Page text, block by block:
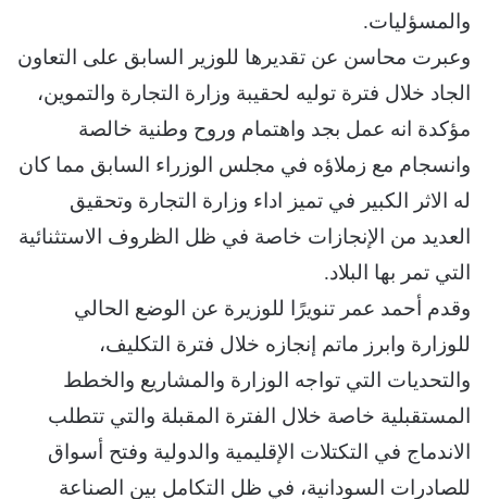
والمسؤليات.
وعبرت محاسن عن تقديرها للوزير السابق على التعاون
الجاد خلال فترة توليه لحقيبة وزارة التجارة والتموين،
مؤكدة انه عمل بجد واهتمام وروح وطنية خالصة
وانسجام مع زملاؤه في مجلس الوزراء السابق مما كان
له الاثر الكبير في تميز اداء وزارة التجارة وتحقيق
العديد من الإنجازات خاصة في ظل الظروف الاستثنائية
التي تمر بها البلاد.
وقدم أحمد عمر تنويرًا للوزيرة عن الوضع الحالي
للوزارة وابرز ماتم إنجازه خلال فترة التكليف،
والتحديات التي تواجه الوزارة والمشاريع والخطط
المستقبلية خاصة خلال الفترة المقبلة والتي تتطلب
الاندماج في التكتلات الإقليمية والدولية وفتح أسواق
للصادرات السودانية، في ظل التكامل بين الصناعة